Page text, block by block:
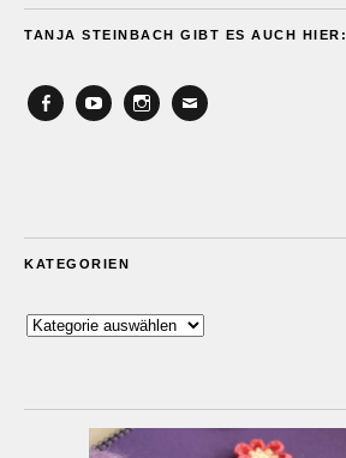
TANJA STEINBACH GIBT ES AUCH HIER:
KATEGORIEN
Kategorien